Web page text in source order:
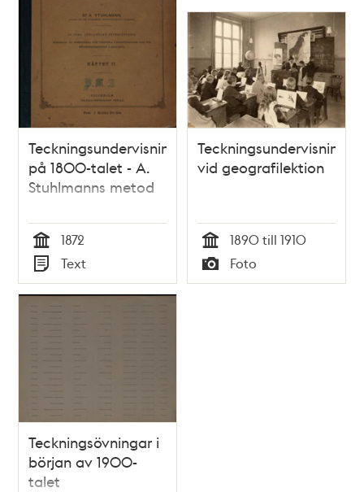
Teckningsundervisning
på 1800-talet - A.
Stuhlmanns metod
Tid
1872
Typ
Text
Teckningsundervisning
vid geografilektion
Tid
1890 till 1910
Typ
Foto
Teckningsövningar i
början av 1900-
talet